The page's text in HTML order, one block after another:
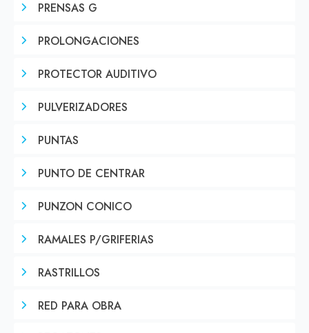
PRENSAS G
PROLONGACIONES
PROTECTOR AUDITIVO
PULVERIZADORES
PUNTAS
PUNTO DE CENTRAR
PUNZON CONICO
RAMALES P/GRIFERIAS
RASTRILLOS
RED PARA OBRA